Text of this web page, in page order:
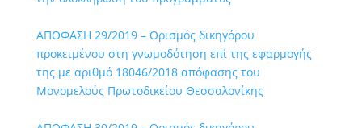
ΑΠΟΦΑΣΗ 29/2019 – Ορισμός δικηγόρου
προκειμένου στη γνωμοδότηση επί της εφαρμογής
της με αριθμό 18046/2018 απόφασης του
Μονομελούς Πρωτοδικείου Θεσσαλονίκης